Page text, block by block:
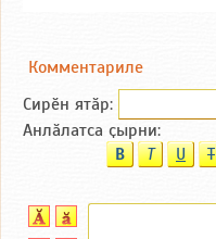
Комментариле
Сирӗн ятӑp:
Анлӑлатса ҫырни:
B T U T